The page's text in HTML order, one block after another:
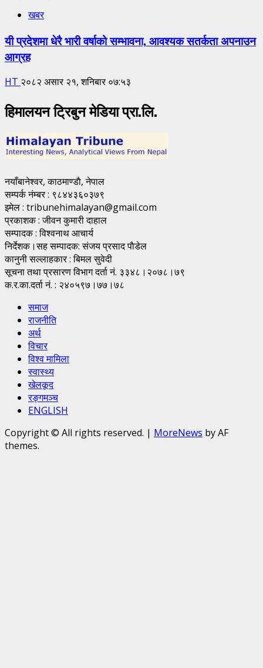
खबर
यी प्रदेशमा धेरै भारी वर्षाको सम्भावना, आवश्यक सतर्कता अपनाउन
आग्रह
HT २०८२ असार २१, शनिबार ०७:५३
हिमालयन ट्रिबुन मेडिया प्रा.लि.
नयाँबानेश्वर, काठमाण्डाै, नेपाल
सम्पर्क नंम्बर : ९८४४३६०३७९
इमेल : tribunehimalayan@gmail.com
प्रकाशक : जीवन कुमारी दाहाल
सम्पादक : विश्वनाथ आचार्य
निर्देशक।सह सम्पादक: संजय प्रसाद पाैडेल
कानुनी सल्लाहकार : बिमल सुवेदी
सूचना तथा प्रसारण विभाग दर्ता नं. ३३४८।२०७८।७९
क.र.का.दर्ता नं. : २४०५९७।७७।७८
समाज
राजनीति
अर्थ
विचार
विश्व मामिला
स्वास्थ्य
खेलकूद
रङ्गमञ्च
ENGLISH
Copyright © All rights reserved. | MoreNews by AF
themes.